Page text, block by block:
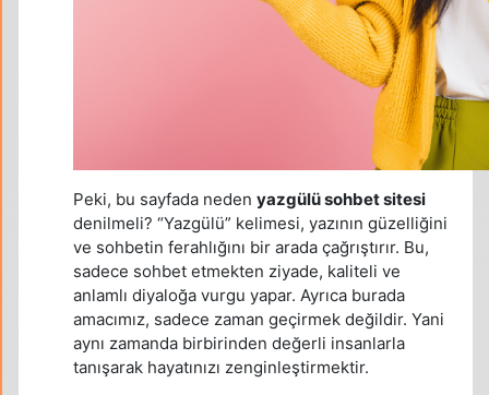
Peki, bu sayfada neden yazgülü sohbet sitesi
denilmeli? “Yazgülü” kelimesi, yazının güzelliğini
ve sohbetin ferahlığını bir arada çağrıştırır. Bu,
sadece sohbet etmekten ziyade, kaliteli ve
anlamlı diyaloğa vurgu yapar. Ayrıca burada
amacımız, sadece zaman geçirmek değildir. Yani
aynı zamanda birbirinden değerli insanlarla
tanışarak hayatınızı zenginleştirmektir.